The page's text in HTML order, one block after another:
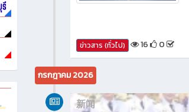
ข่าวสาร (ทั่วไป) 16 0
กรกฎาคม 2026
新闻